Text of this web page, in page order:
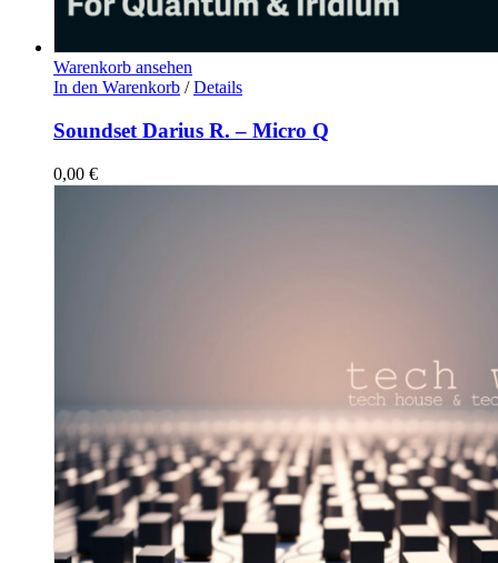
Warenkorb ansehen
In den Warenkorb / Details
Soundset Darius R. – Micro Q
0,00 €